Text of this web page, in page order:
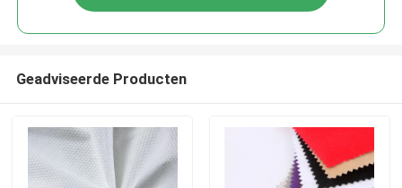
Geadviseerde Producten